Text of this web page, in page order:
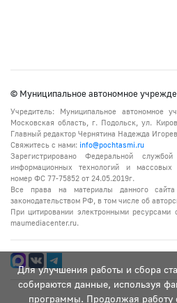
Для улучшения работы и сбора
собираются данные, используя
программы. Продолжая работу
© Муниципальное автономное
Учредитель: Муниципальное автономное
Московская область, г. Подольск, ул.
Главный редактор Чернятина Надежда
Свяжитесь с нами: info@pochtasmi.ru
Зарегистрировано Федеральной
информационных технологий и массовых
номер ФС 77-75852 от 24.05.2019г.
Все права на материалы данного
законодательством РФ, в том числе об
При цитировании электронными ресурсами
maumediacenter.ru.